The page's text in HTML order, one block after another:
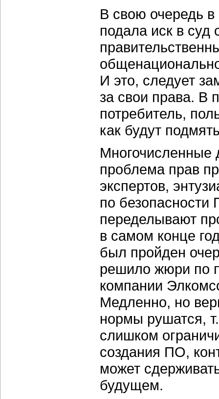
В свою очередь
подала иск в суд
И это, следует
за свои права. В
потребитель,
как будут
Многочисленные
проблема прав
экспертов,
по безопасности
переделывают
в самом конце
был пройден
решило жюри по
компании
Медленно, но
нормы рушатся,
слишком
создания ПО,
может
будущем.